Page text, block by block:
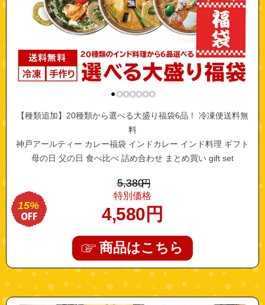
●●●●●●●
【種類追加】20種類から選べる大盛り福袋6品！ 冷凍便送料無
料
神戸アールティー カレー福袋 インドカレー インド料理 ギフト
母の日 父の日 食べ比べ 詰め合わせ まとめ買い gift set
5,380円
特別価格
4,580 円
15%
商品はこちら
"10006118"